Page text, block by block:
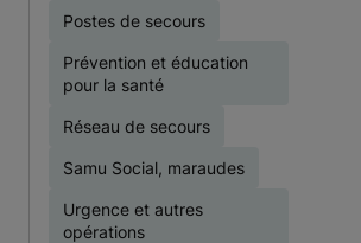
Postes de secours
Prévention et éducation
pour la santé
Réseau de secours
Samu Social, maraudes
Urgence et autres
opérations